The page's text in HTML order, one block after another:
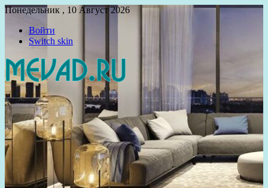
Понедельник , 10 Август 2026
Войти
Switch skin